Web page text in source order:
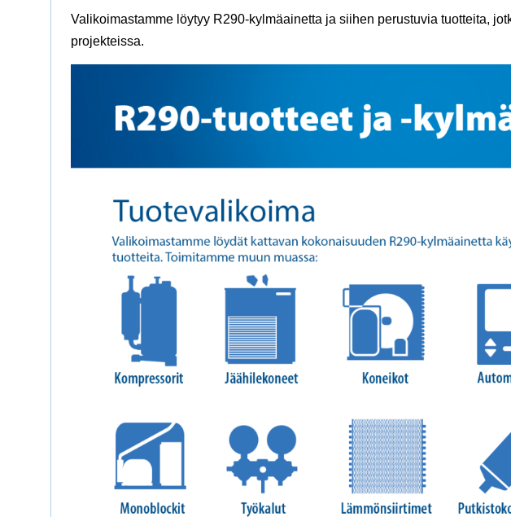
Valikoimastamme löytyy R290-kylmäainetta ja siihen perustuvia tuotteita,
projekteissa.